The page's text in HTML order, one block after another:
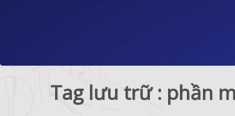
Tag lưu trữ : phần